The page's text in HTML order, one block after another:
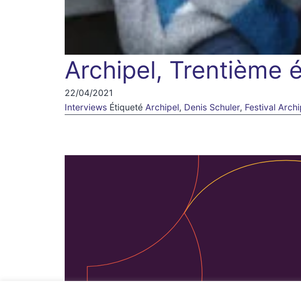
Archipel, Trentième
22/04/2021
Interviews Étiqueté Archipel, Denis Schuler, Festival